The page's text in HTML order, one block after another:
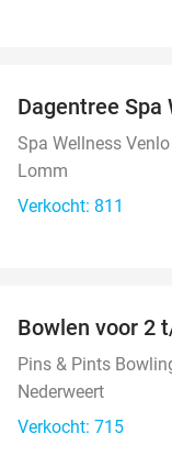
Dagentree Spa
Spa Wellness Venlo
Lomm
Verkocht: 811
Bowlen voor 2
Pins & Pints
Nederweert
Verkocht: 715